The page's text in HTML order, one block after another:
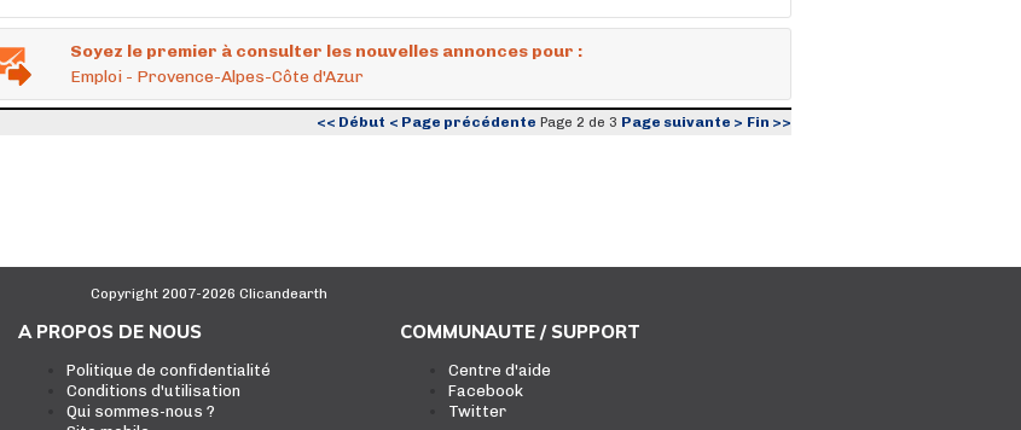
Soyez le premier à consulter les nouvelles annonces pour :
Emploi - Provence-Alpes-Côte d'Azur
<< Début < Page précédente Page 2 de 3 Page suivante > Fin >>
Copyright 2007-2026 Clicandearth
A PROPOS DE NOUS
Politique de confidentialité
Conditions d'utilisation
Qui sommes-nous ?
COMMUNAUTE / SUPPORT
Centre d'aide
Facebook
Twitter